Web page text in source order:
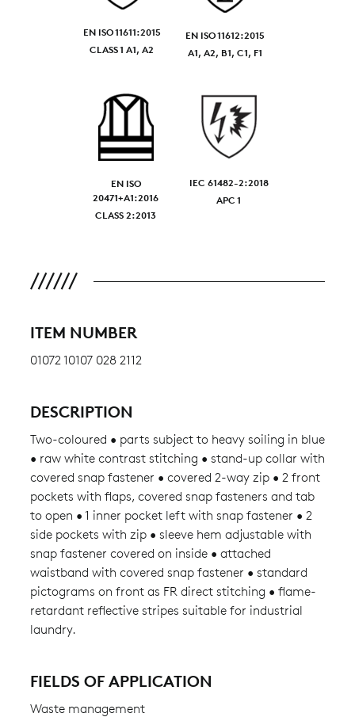
EN ISO 11611:2015
CLASS 1 A1, A2
EN ISO 11612:2015
A1, A2, B1, C1, F1
EN ISO
20471+A1:2016
CLASS 2:2013
IEC 61482-2:2018
APC 1
ITEM NUMBER
01072 10107 028 2112
DESCRIPTION
Two-coloured • parts subject to heavy soiling in blue
• raw white contrast stitching • stand-up collar with
covered snap fastener • covered 2-way zip • 2 front
pockets with flaps, covered snap fasteners and tab
to open • 1 inner pocket left with snap fastener • 2
side pockets with zip • sleeve hem adjustable with
snap fastener covered on inside • attached
waistband with covered snap fastener • standard
pictograms on front as FR direct stitching • flame-
retardant reflective stripes suitable for industrial
laundry.
FIELDS OF APPLICATION
Waste management